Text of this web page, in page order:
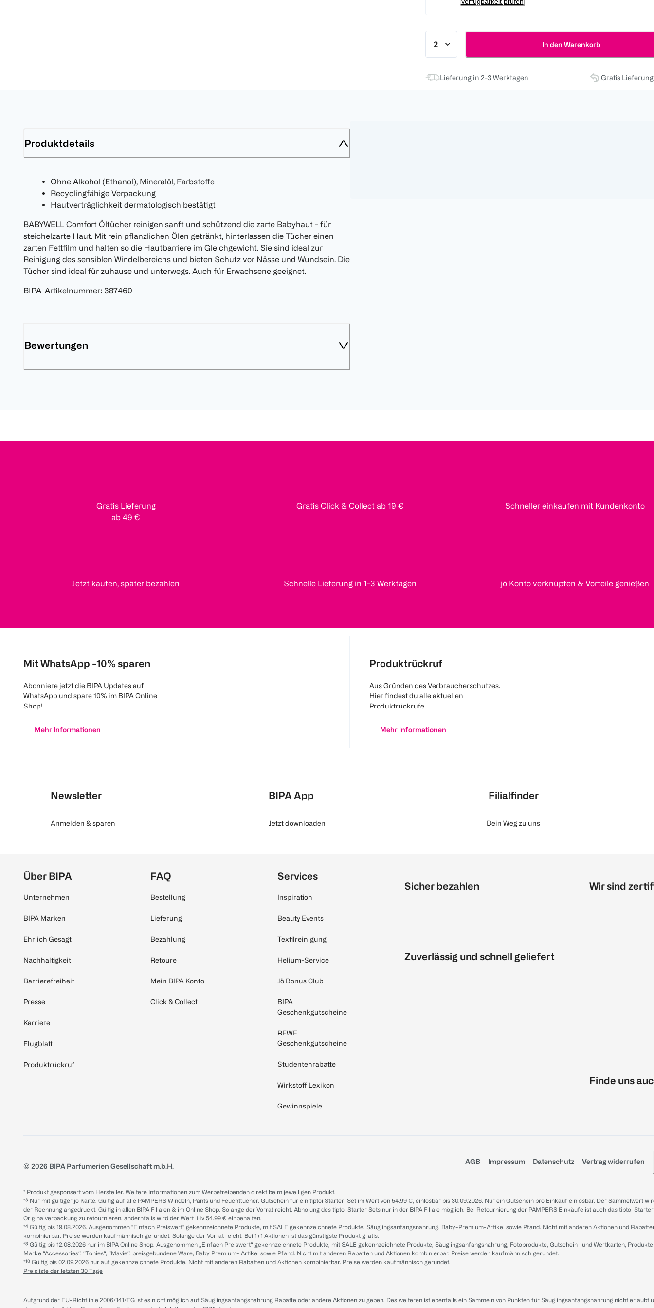
In den Warenkorb
Lieferung in 2-3 Werktagen Gratis
Produktdetails
Ohne Alkohol (Ethanol), Mineralöl, Farbstoffe
Recyclingfähige Verpackung
Hautverträglichkeit dermatologisch bestätigt
BABYWELL Comfort Öltücher reinigen sanft und schützend die zarte Babyhaut - für
steichelzarte Haut. Mit rein pflanzlichen Ölen getränkt, hinterlassen die Tücher einen
zarten Fettfilm und halten so die Hautbarriere im Gleichgewicht. Sie sind ideal zur
Reinigung des sensiblen Windelbereichs und bieten Schutz vor Nässe und Wundsein. Die
Tücher sind ideal für zuhause und unterwegs. Auch für Erwachsene geeignet.
BIPA-Artikelnummer: 387460
Bewertungen
Gratis Lieferung
ab 49 €
Gratis Click & Collect ab 19 € Schneller einkaufen mit Kundenkonto
Jetzt kaufen, später bezahlen Schnelle Lieferung in 1-3 Werktagen jö Konto verknüpfen & Vorteile genießen
Mit WhatsApp -10% sparen
Abonniere jetzt die BIPA Updates auf
WhatsApp und spare 10% im BIPA Online
Shop!
Mehr Informationen
Produktrückruf
Aus Gründen des Verbraucherschutzes.
Hier findest du alle aktuellen
Produktrückrufe.
Mehr Informationen
Newsletter
Anmelden & sparen
BIPA App
Jetzt downloaden
Filialfinder
Dein Weg zu uns
Über BIPA
Unternehmen
BIPA Marken
Ehrlich Gesagt
Nachhaltigkeit
Barrierefreiheit
Presse
Karriere
Flugblatt
Produktrückruf
FAQ
Bestellung
Lieferung
Bezahlung
Retoure
Mein BIPA Konto
Click & Collect
Services
Inspiration
Beauty Events
Textilreinigung
Helium-Service
Jö Bonus Club
BIPA
Geschenkgutscheine
REWE
Geschenkgutscheine
Studentenrabatte
Wirkstoff Lexikon
Gewinnspiele
Sicher bezahlen
Zuverlässig und schnell geliefert
Wir sind
Finde uns
© 2026 BIPA Parfumerien Gesellschaft m.b.H.
AGB Impressum Datenschutz Vertrag widerrufen
* Produkt gesponsert vom Hersteller. Weitere Informationen zum Werbetreibenden direkt beim jeweiligen Produkt.
*³ Nur mit gültiger jö Karte. Gültig auf alle PAMPERS Windeln, Pants und Feuchttücher. Gutschein für ein tiptoi Starter-Set im Wert von 54.99 €, einlösbar bis 30.09.2026. Nur ein Gutschein pro Einkauf einlösbar. Der Sammelwert
der Rechnung angedruckt. Gültig in allen BIPA Filialen & im Online Shop. Solange der Vorrat reicht. Abholung des tiptoi Starter Sets nur in der BIPA Filiale möglich. Bei Retournierung der PAMPERS Einkäufe ist auch das tiptoi
Originalverpackung zu retournieren, andernfalls wird der Wert iHv 54.99 € einbehalten.
*⁴ Gültig bis 19.08.2026. Ausgenommen "Einfach Preiswert" gekennzeichnete Produkte, mit SALE gekennzeichnete Produkte, Säuglingsanfangsnahrung, Baby-Premium-Artikel sowie Pfand. Nicht mit anderen Aktionen und
kombinierbar. Preise werden kaufmännisch gerundet. Solange der Vorrat reicht. Bei 1+1 Aktionen ist das günstigste Produkt gratis.
*⁸ Gültig bis 12.08.2026 nur im BIPA Online Shop. Ausgenommen „Einfach Preiswert“ gekennzeichnete Produkte, mit SALE gekennzeichnete Produkte, Säuglingsanfangsnahrung, Fotoprodukte, Gutschein- und Wertkarten,
Marke “Accessories“, “Tonies“, “Mavie“, preisgebundene Ware, Baby Premium- Artikel sowie Pfand. Nicht mit anderen Rabatten und Aktionen kombinierbar. Preise werden kaufmännisch gerundet.
*¹⁰ Gültig bis 02.09.2026 nur auf gekennzeichnete Produkte. Nicht mit anderen Rabatten und Aktionen kombinierbar. Preise werden kaufmännisch gerundet.
Preisliste der letzten 30 Tage
Aufgrund der EU-Richtlinie 2006/141/EG ist es nicht möglich auf Säuglingsanfangsnahrung Rabatte oder andere Aktionen zu geben. Des weiteren ist ebenfalls ein Sammeln von Punkten für Säuglingsanfangsnahrung nicht erlaubt